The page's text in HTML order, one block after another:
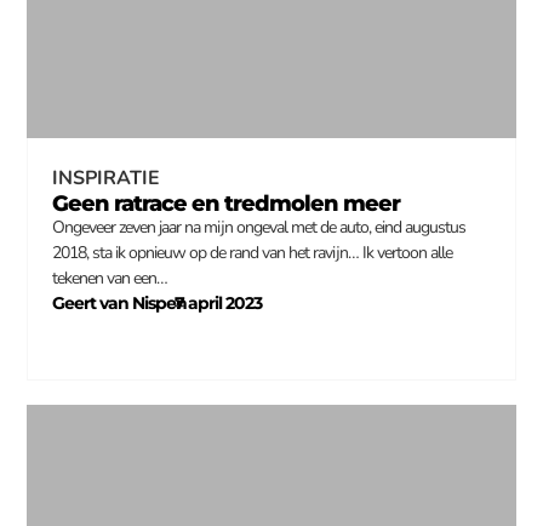
INSPIRATIE
Geen ratrace en tredmolen meer
Ongeveer zeven jaar na mijn ongeval met de auto, eind augustus
2018, sta ik opnieuw op de rand van het ravijn… Ik vertoon alle
tekenen van een…
Geert van Nispen
–
7 april 2023